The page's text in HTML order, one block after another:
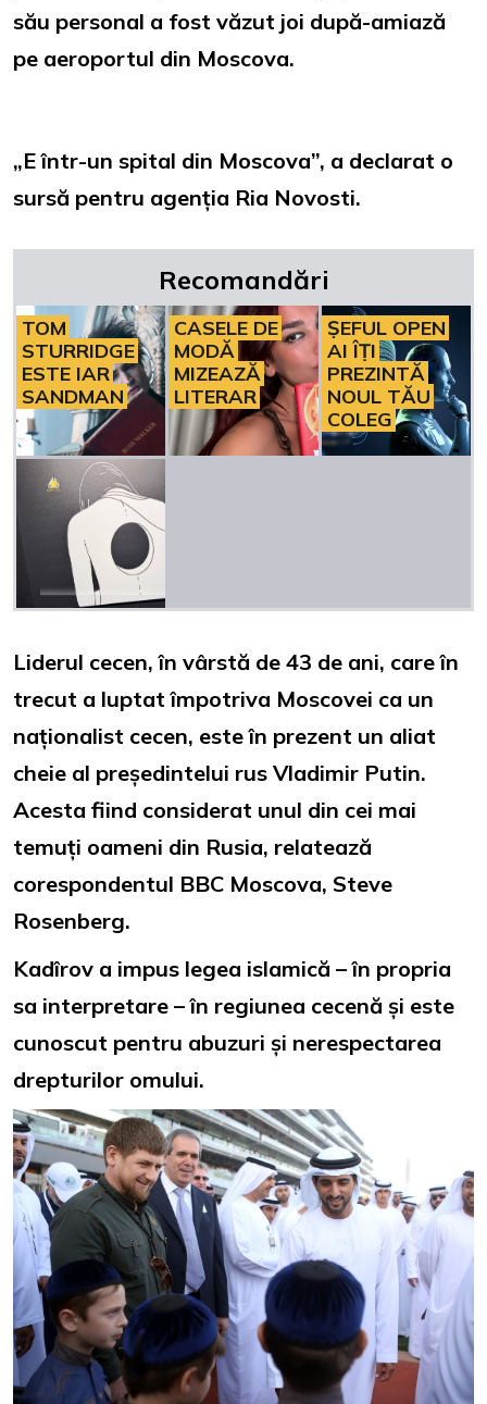
său personal a fost văzut joi după-amiază
pe aeroportul din Moscova.
„E într-un spital din Moscova”, a declarat o
sursă pentru agenția Ria Novosti.
Recomandări
TOM
STURRIDGE
ESTE IAR
SANDMAN
CASELE DE
MODĂ
MIZEAZĂ
LITERAR
ȘEFUL OPEN
AI ÎȚI
PREZINTĂ
NOUL TĂU
COLEG
Liderul cecen, în vârstă de 43 de ani, care în
trecut a luptat împotriva Moscovei ca un
naționalist cecen, este în prezent un aliat
cheie al președintelui rus Vladimir Putin.
Acesta fiind considerat unul din cei mai
temuți oameni din Rusia, relatează
corespondentul BBC Moscova, Steve
Rosenberg.
Kadîrov a impus legea islamică – în propria
sa interpretare – în regiunea cecenă și este
cunoscut pentru abuzuri și nerespectarea
drepturilor omului.